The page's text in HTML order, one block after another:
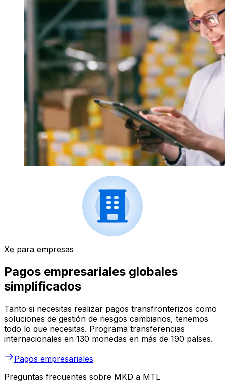
Xe para empresas
Pagos empresariales globales
simplificados
Tanto si necesitas realizar pagos transfronterizos como
soluciones de gestión de riesgos cambiarios, tenemos
todo lo que necesitas. Programa transferencias
internacionales en 130 monedas en más de 190 países.
Pagos empresariales
Preguntas frecuentes sobre MKD a MTL